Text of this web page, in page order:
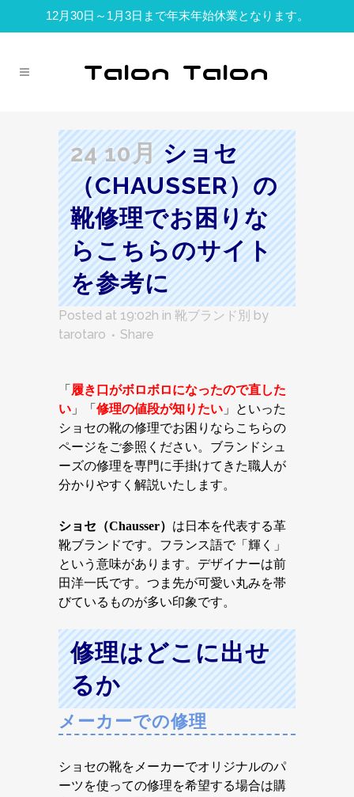
12月30日～1月3日まで年末年始休業となります。
24 10月ショセ
（CHAUSSER）の
靴修理でお困りな
らこちらのサイト
を参考に
Posted at 19:02h in 靴ブランド別 by
tarotaro
Share
「 履き口がボロボロになったので直した
い 」「 修理の値段が知りたい 」といった
ショセの靴の修理でお困りならこちらの
ページをご参照ください。ブランドシュ
ーズの修理を専門に手掛けてきた職人が
分かりやすく解説いたします。
ショセ（Chausser） は日本を代表する革
靴ブランドです。フランス語で「輝く」
という意味があります。デザイナーは前
田洋一氏です。つま先が可愛い丸みを帯
びているものが多い印象です。
修理はどこに出せ
るか
メーカーでの修理
ショセの靴をメーカーでオリジナルのパ
ーツを使っての修理を希望する場合は購